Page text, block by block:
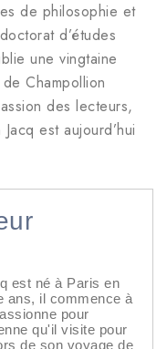
de philosophie et
d’études
une vingtaine
Champollion
des lecteurs,
est aujourd’hui
est né à Paris en
ans, il commence à
pour
qu'il visite pour
de son voyage de